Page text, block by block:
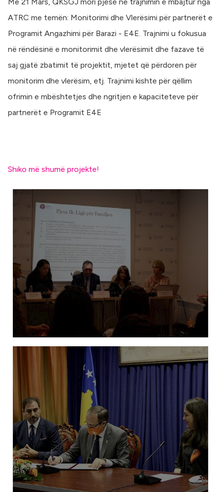
ATRC me temën: Monitorimi dhe Vlerësimi për partnerët e
Programit Angazhimi për Barazi - E4E. Trajnimi u fokusua
në rëndësinë e monitorimit dhe vlerësimit dhe fazave të
saj gjatë zbatimit të projektit, mjetet që përdoren për
monitorim dhe vlerësim, etj. Trajnimi kishte për qëllim
ofrimin e mbështetjes dhe ngritjen e kapaciteteve për
partnerët e Programit E4E
Shiko më shumë projekte!
gjinore apo barazi ekonomike?